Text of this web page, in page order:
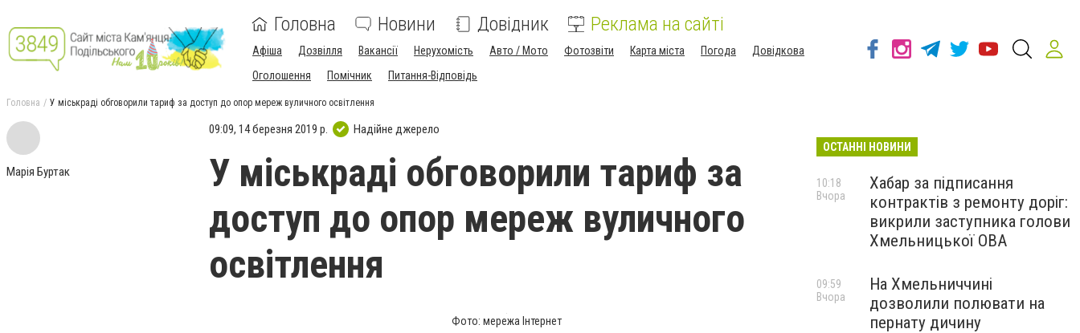
Головна Новини Довідник Реклама на сайті
Афіша Дозвілля Вакансії Нерухомість Авто / Мото Фотозвіти Карта міста Погода
Довідкова
Оголошення
Помічник Питання-Відповідь
Головна У міськраді обговорили тариф за доступ до опор мереж вуличного освітлення
Марія Буртак
09:09, 14 березня 2019 р. Надійне джерело
У міськраді обговорили тариф за
доступ до опор мереж вуличного
освітлення
Фото: мережа Інтернет
ОСТАННІ НОВИНИ
Хабар за підписання
контрактів з ремонту доріг:
викрили заступника голови
Хмельницької ОВА
10:18
Вчора
На Хмельниччині
дозволили полювати на
пернату дичину
09:59
Вчора